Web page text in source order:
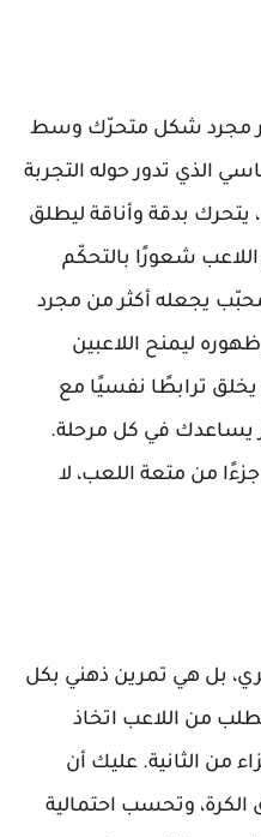
مجرد شكل متحرّك وسط
الذي تدور حوله التجربة
بدقة وأناقة ليطلق
شعورًا بالتحكّم
يجعله أكثر من مجرد
ليمنح اللاعبين
يخلق ترابطًا نفسيًا مع
يساعدك في كل مرحلة.
من متعة اللعب، لا
بل هي تمرين ذهني بكل
من اللاعب اتخاذ
من الثانية. عليك أن
الكرة، وتحسب احتمالية